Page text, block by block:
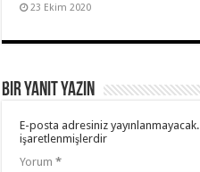
23 Ekim 2020
Bir yanıt yazın
E-posta adresiniz yayınlanmayacak.
işaretlenmişlerdir
Yorum*